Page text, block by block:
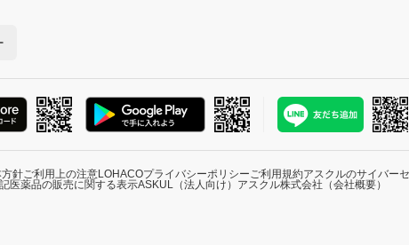
針ご利用上の注意LOHACOプライバシーポリシーご利用規約アスクルのサイバー
医薬品の販売に関する表示ASKUL（法人向け） アスクル株式会社（会社概要）